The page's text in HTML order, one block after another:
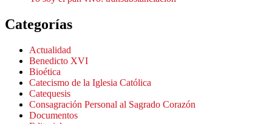
Categorías
Actualidad
Benedicto XVI
Bioética
Catecismo de la Iglesia Católica
Catequesis
Consagración Personal al Sagrado Corazón
Documentos